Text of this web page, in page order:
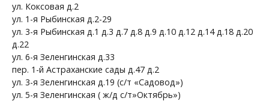
ул. Коксовая д.2
ул. 1-я Рыбинская д.2-29
ул. 3-я Рыбинская д.1 д.3 д.7 д.8 д.9 д.10 д.12 д.14 д.18 д.20
д.22
ул. 6-я Зеленгинская д.33
пер. 1-й Астраханские сады д.47 д.2
ул. 3-я Зеленгинская д.19 (с/т «Садовод»)
ул. 5-я Зеленгинская ( ж/д с/т»Октябрь»)